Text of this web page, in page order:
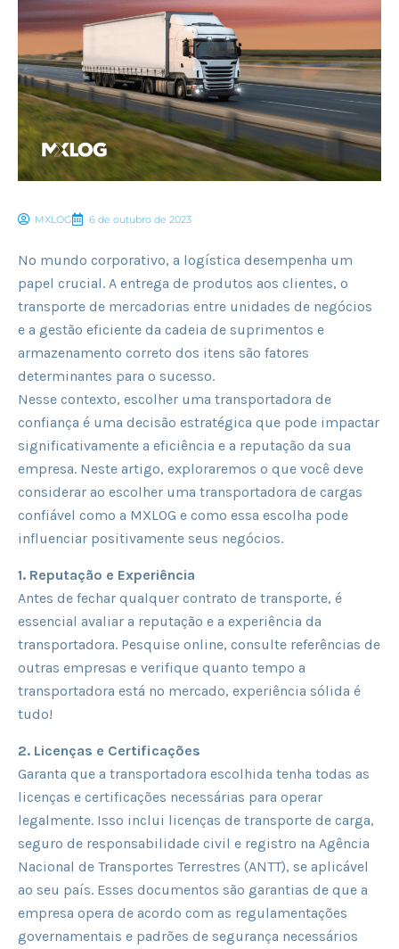
MXLOG 6 de outubro de 2023
No mundo corporativo, a logística desempenha um
papel crucial. A entrega de produtos aos clientes, o
transporte de mercadorias entre unidades de negócios
e a gestão eficiente da cadeia de suprimentos e
armazenamento correto dos itens são fatores
determinantes para o sucesso.
Nesse contexto, escolher uma transportadora de
confiança é uma decisão estratégica que pode impactar
significativamente a eficiência e a reputação da sua
empresa. Neste artigo, exploraremos o que você deve
considerar ao escolher uma transportadora de cargas
confiável como a MXLOG e como essa escolha pode
influenciar positivamente seus negócios.
1. Reputação e Experiência
Antes de fechar qualquer contrato de transporte, é
essencial avaliar a reputação e a experiência da
transportadora. Pesquise online, consulte referências de
outras empresas e verifique quanto tempo a
transportadora está no mercado, experiência sólida é
tudo!
2. Licenças e Certificações
Garanta que a transportadora escolhida tenha todas as
licenças e certificações necessárias para operar
legalmente. Isso inclui licenças de transporte de carga,
seguro de responsabilidade civil e registro na Agência
Nacional de Transportes Terrestres (ANTT), se aplicável
ao seu país. Esses documentos são garantias de que a
empresa opera de acordo com as regulamentações
governamentais e padrões de segurança necessários